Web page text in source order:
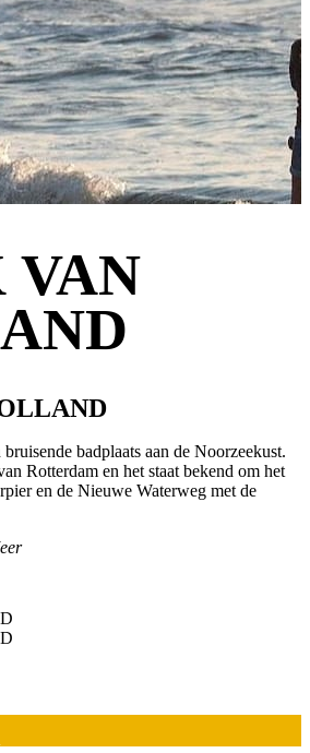
VAN
badplaats aan de Noorzeekust.
Rotterdam en het staat bekend om het
en de Nieuwe Waterweg met de